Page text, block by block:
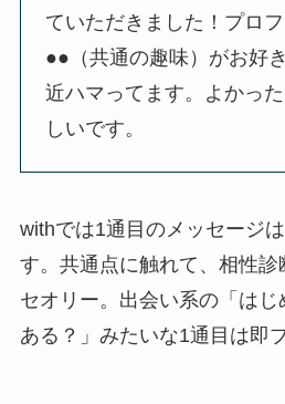
ていただきました！プロ
●●（共通の趣味）がお好
近ハマってます。よかっ
しいです。
withでは1通目のメッセージ
す。共通点に触れて、相性
セオリー。出会い系の「は
ある？」みたいな1通目は即